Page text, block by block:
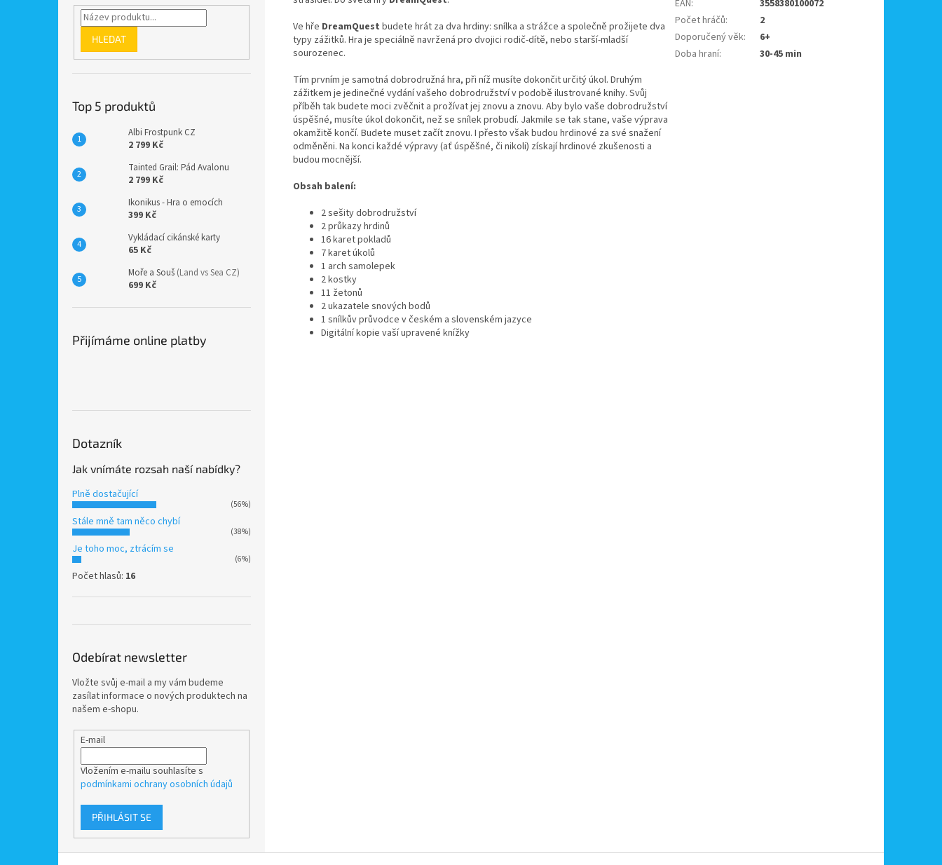
HLEDAT
Top 5 produktů
Albi Frostpunk CZ
2 799 Kč
Tainted Grail: Pád Avalonu
2 799 Kč
Ikonikus - Hra o emocích
399 Kč
Vykládací cikánské karty
65 Kč
Moře a Souš (Land vs Sea CZ)
699 Kč
Přijímáme online platby
Dotazník
Jak vnímáte rozsah naší nabídky?
Plně dostačující
(56%)
Stále mně tam něco chybí
(38%)
Je toho moc, ztrácím se
(6%)
Počet hlasů: 16
Odebírat newsletter
Vložte svůj e-mail a my vám budeme
zasílat informace o nových produktech na
našem e-shopu.
E-mail
Vložením e-mailu souhlasíte s
podmínkami ochrany osobních údajů
PŘIHLÁSIT SE
Ve hře DreamQuest budete hrát za dva hrdiny: snílka a strážce a společně prožijete dva
typy zážitků. Hra je speciálně navržená pro dvojici rodič-dítě, nebo starší-mladší
sourozenec.
Tím prvním je samotná dobrodružná hra, při níž musíte dokončit určitý úkol. Druhým
zážitkem je jedinečné vydání vašeho dobrodružství v podobě ilustrované knihy. Svůj
příběh tak budete moci zvěčnit a prožívat jej znovu a znovu. Aby bylo vaše dobrodružství
úspěšné, musíte úkol dokončit, než se snílek probudí. Jakmile se tak stane, vaše výprava
okamžitě končí. Budete muset začít znovu. I přesto však budou hrdinové za své snažení
odměněni. Na konci každé výpravy (ať úspěšné, či nikoli) získají hrdinové zkušenosti a
budou mocnější.
Obsah balení:
2 sešity dobrodružství
2 průkazy hrdinů
16 karet pokladů
7 karet úkolů
1 arch samolepek
2 kostky
11 žetonů
2 ukazatele snových bodů
1 snílkův průvodce v českém a slovenském jazyce
Digitální kopie vaší upravené knížky
EAN:
3558380100072
Počet hráčů:
2
Doporučený věk:
6+
Doba hraní: 30-45 min